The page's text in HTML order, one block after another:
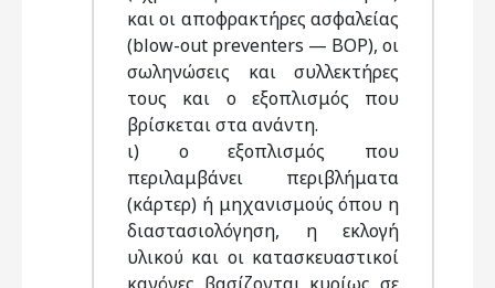
και οι αποφρακτήρες ασφαλείας
(blow-out preventers — BOP), οι
σωληνώσεις και συλλεκτήρες
τους και ο εξοπλισμός που
βρίσκεται στα ανάντη.
ι) ο εξοπλισμός που
περιλαμβάνει περιβλήματα
(κάρτερ) ή μηχανισμούς όπου η
διαστασιολόγηση, η εκλογή
υλικού και οι κατασκευαστικοί